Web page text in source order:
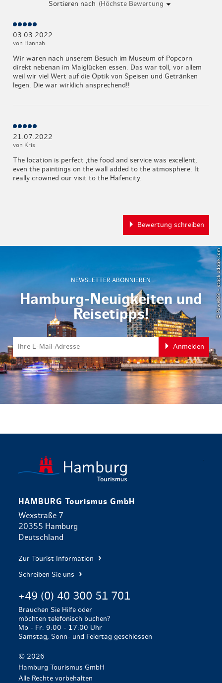
Sortieren nach
03.03.2022
von Hannah
Wir waren nach unserem Besuch im Museum of Popcorn
direkt nebenan im Maiglücken essen. Das war toll, vor allem
weil wir viel Wert auf die Optik von Speisen und Getränken
legen. Die war wirklich ansprechend!!
21.07.2022
von Kris
The location is perfect ,the food and service was excellent,
even the paintings on the wall added to the atmosphere. It
really crowned our visit to the Hafencity.
Bewertung schreiben
NEWSLETTER ABONNIEREN
Hamburg-Neuigkeiten und
Reisetipps!
Anmelden
© Powell83 – stock.adobe.com
HAMBURG Tourismus GmbH
Wexstraße 7
20355 Hamburg
Deutschland
Zur Tourist Information
Schreiben Sie uns
+49 (0) 40 300 51 701
Brauchen Sie Hilfe oder
möchten telefonisch buchen?
Mo - Fr: 9:00 - 17:00 Uhr
Samstag, Sonn- und Feiertag geschlossen
© 2026
Hamburg Tourismus GmbH
Alle Rechte vorbehalten